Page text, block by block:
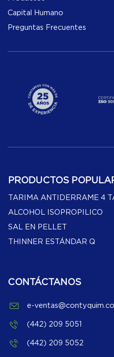
Capital Humano
Preguntas Frecuentes
PRODUCTOS
TARIMA ANTIDERRAME 4
ALCOHOL ISOPROPILICO
SAL EN PELLET
THINNER ESTÁNDAR Q
CONTÁCTANOS
e-
(442) 209 5051
(442) 209 5052